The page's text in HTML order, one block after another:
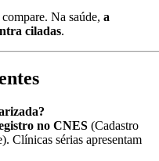
compare. Na saúde,a
ciladas.
no CNES (Cadastro
Clínicas sérias apresentam